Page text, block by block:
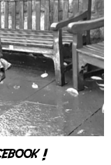
!